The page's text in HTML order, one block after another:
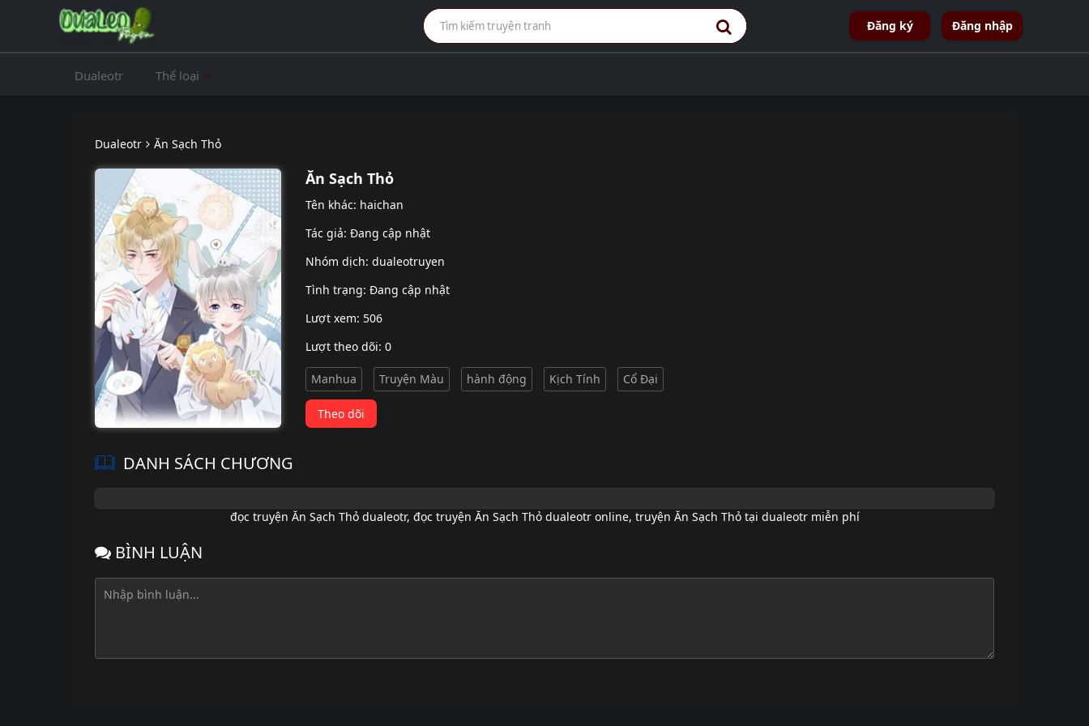
Đăng ký Đăng nhập
Dualeotr Thể loại
Dualeotr Ăn Sạch Thỏ
Ăn Sạch Thỏ
Tên khác: haichan
Tác giả: Đang cập nhật
Nhóm dịch: dualeotruyen
Tình trạng: Đang cập nhật
Lượt xem: 506
Lượt theo dõi: 0
Manhua Truyện Màu hành động Kịch Tính Cổ Đại
Theo dõi
DANH SÁCH CHƯƠNG
đọc truyện Ăn Sạch Thỏ dualeotr, đọc truyện Ăn Sạch Thỏ dualeotr online, truyện Ăn Sạch Thỏ tại dualeotr miễn phí
BÌNH LUẬN